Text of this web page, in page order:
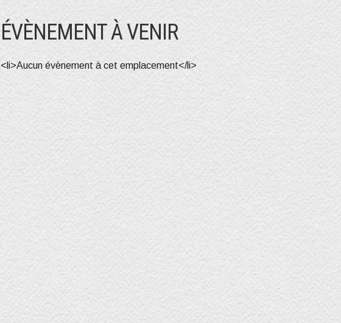
ÉVÈNEMENT À VENIR
<li>Aucun évènement à cet emplacement</li>